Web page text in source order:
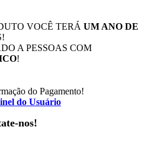
VOCÊ TERÁ UM ANO DE
A PESSOAS COM
!
do Pagamento!
do Usuário
nos!